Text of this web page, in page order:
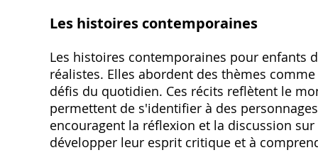
Les histoires contemporaines
Les histoires contemporaines pour enfants
réalistes. Elles abordent des thèmes
défis du quotidien. Ces récits reflètent le
permettent de s'identifier à des
encouragent la réflexion et la discussion
développer leur esprit critique et à